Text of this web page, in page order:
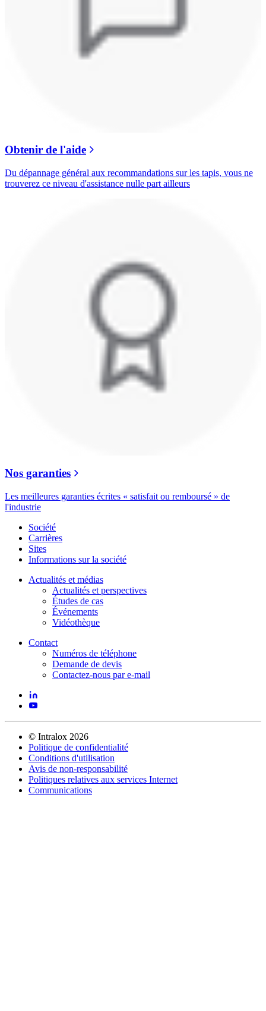
Obtenir de l'aide
Du dépannage général aux recommandations sur les tapis, vous ne
trouverez ce niveau d'assistance nulle part ailleurs
Nos garanties
Les meilleures garanties écrites « satisfait ou remboursé » de
l'industrie
Société
Carrières
Sites
Informations sur la société
Actualités et médias
Actualités et perspectives
Études de cas
Événements
Vidéothèque
Contact
Numéros de téléphone
Demande de devis
Contactez-nous par e-mail
© Intralox 2026
Politique de confidentialité
Conditions d'utilisation
Avis de non-responsabilité
Politiques relatives aux services Internet
Communications